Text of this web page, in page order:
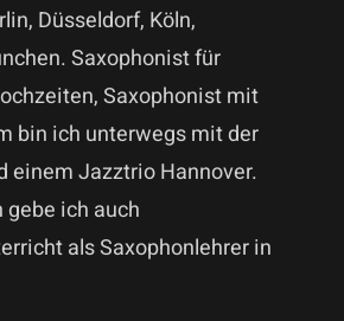
Düsseldorf, Köln,
Saxophonist für
Saxophonist mit
bin ich unterwegs mit der
einem Jazztrio Hannover.
gebe ich auch
als Saxophonlehrer in